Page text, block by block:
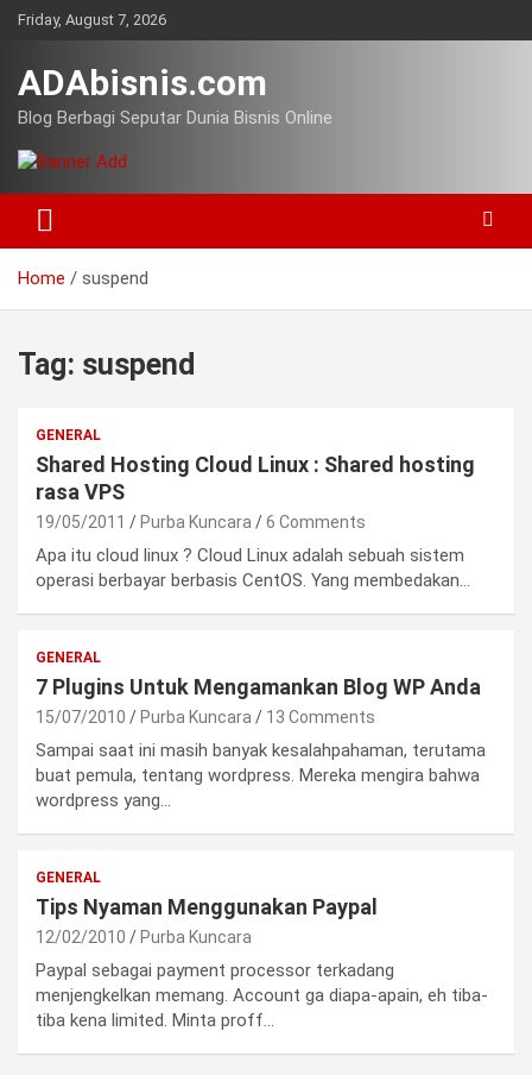
SkipFriday, August 7, 2026
ADAbisnis.com
Blog Berbagi Seputar Dunia Bisnis Online
Home suspend
Tag: suspend
GENERAL
Shared Hosting Cloud Linux : Shared hosting
rasa VPS
19/05/2011 Purba Kuncara 6 Comments
Apa itu cloud linux ? Cloud Linux adalah sebuah sistem
operasi berbayar berbasis CentOS. Yang membedakan…
GENERAL
7 Plugins Untuk Mengamankan Blog WP Anda
15/07/2010 Purba Kuncara 13 Comments
Sampai saat ini masih banyak kesalahpahaman, terutama
buat pemula, tentang wordpress. Mereka mengira bahwa
wordpress yang…
GENERAL
Tips Nyaman Menggunakan Paypal
12/02/2010 Purba Kuncara
Paypal sebagai payment processor terkadang
menjengkelkan memang. Account ga diapa-apain, eh tiba-
tiba kena limited. Minta proff…